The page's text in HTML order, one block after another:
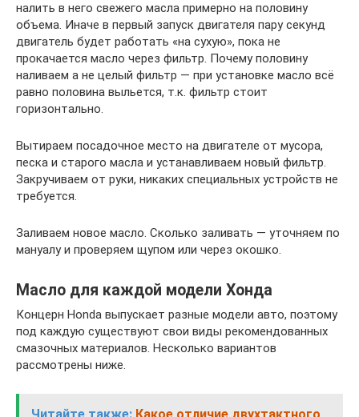
налить в него свежего масла примерно на половину
объема. Иначе в первый запуск двигателя пару секунд
двигатель будет работать «на сухую», пока не
прокачается масло через фильтр. Почему половину
наливаем а не целый фильтр — при установке масло всё
равно половина выльется, т.к. фильтр стоит
горизонтально.
Вытираем посадочное место на двигателе от мусора,
песка и старого масла и устанавливаем новый фильтр.
Закручиваем от руки, никаких специальных устройств не
требуется.
Заливаем новое масло. Сколько заливать — уточняем по
мануалу и проверяем щупом или через окошко.
Масло для каждой модели Хонда
Концерн Honda выпускает разные модели авто, поэтому
под каждую существуют свои виды рекомендованных
смазочных материалов. Несколько вариантов
рассмотрены ниже.